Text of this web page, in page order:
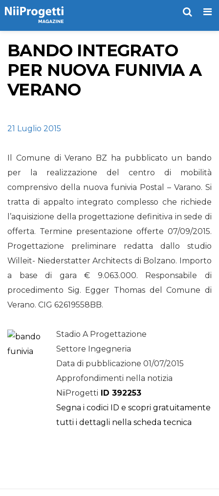
BANDO INTEGRATO
PER NUOVA FUNIVIA A
VERANO
21 Luglio 2015
Il Comune di Verano BZ ha pubblicato un bando
per la realizzazione del centro di mobilità
comprensivo della nuova funivia Postal – Varano. Si
tratta di appalto integrato complesso che richiede
l’aquisizione della progettazione definitiva in sede di
offerta. Termine presentazione offerte 07/09/2015.
Progettazione preliminare redatta dallo studio
Willeit- Niederstatter Architects di Bolzano. Importo
a base di gara € 9.063.000. Responsabile di
procedimento Sig. Egger Thomas del Comune di
Verano. CIG 62619558BB.
Stadio A Progettazione
Settore Ingegneria
Data di pubblicazione 01/07/2015
Approfondimenti nella notizia
NiiProgetti ID 392253
Segna i codici ID e scopri gratuitamente
tutti i dettagli nella scheda tecnica